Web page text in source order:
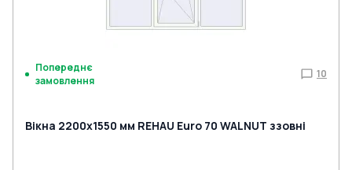
Попереднє
замовлення
10
Вікна 2200x1550 мм REHAU Euro 70 WALNUT ззовні